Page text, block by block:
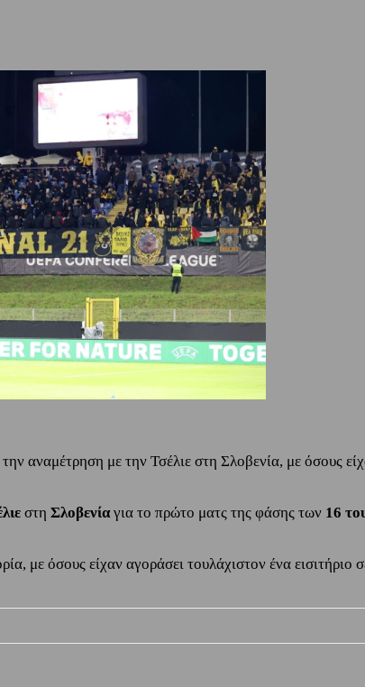
αναμέτρηση με την Τσέλιε στη Σλοβενία, με όσους
στη Σλοβενίαγια το πρώτο ματς της φάσης των 16
με όσους είχαν αγοράσει τουλάχιστον ένα εισιτήριο